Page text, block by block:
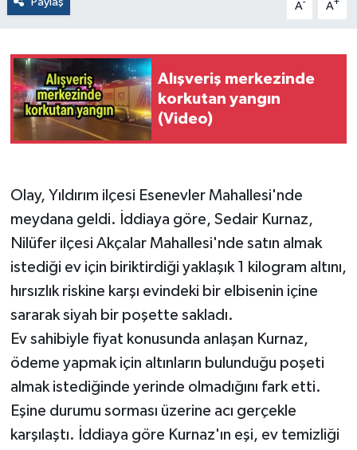
A- A+
Alışveriş merkezinde
korkutan yangın
(Video)
Olay, Yıldırım ilçesi Esenevler Mahallesi'nde
meydana geldi. İddiaya göre, Sedair Kurnaz,
Nilüfer ilçesi Akçalar Mahallesi'nde satın almak
istediği ev için biriktirdiği yaklaşık 1 kilogram altını,
hırsızlık riskine karşı evindeki bir elbisenin içine
sararak siyah bir poşette sakladı.
Ev sahibiyle fiyat konusunda anlaşan Kurnaz,
ödeme yapmak için altınların bulunduğu poşeti
almak istediğinde yerinde olmadığını fark etti.
Eşine durumu sorması üzerine acı gerçekle
karşılaştı. İddiaya göre Kurnaz'ın eşi, ev temizliği